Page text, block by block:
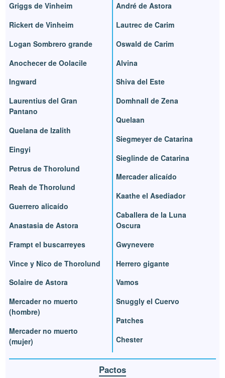
Griggs de Vinheim
Rickert de Vinheim
Logan Sombrero grande
Anochecer de Oolacile
Ingward
Laurentius del Gran
Pantano
Quelana de Izalith
Eingyi
Petrus de Thorolund
Reah de Thorolund
Guerrero alicaído
Anastasia de Astora
Frampt el buscarreyes
Vince y Nico de Thorolund
Solaire de Astora
Mercader no muerto
(hombre)
Mercader no muerto
(mujer)
André de Astora
Lautrec de Carim
Oswald de Carim
Alvina
Shiva del Este
Domhnall de Zena
Quelaan
Siegmeyer de Catarina
Sieglinde de Catarina
Mercader alicaído
Kaathe el Asediador
Caballera de la Luna
Oscura
Gwynevere
Herrero gigante
Vamos
Snuggly el Cuervo
Patches
Chester
Pactos